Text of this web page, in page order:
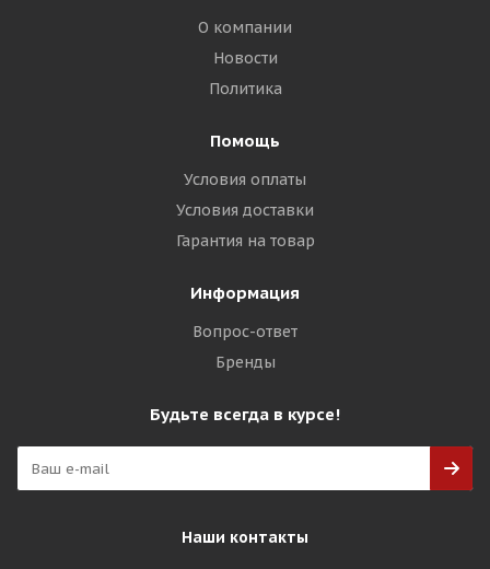
О компании
Новости
Политика
Помощь
Условия оплаты
Условия доставки
Гарантия на товар
Информация
Вопрос-ответ
Бренды
Будьте всегда в курсе!
Наши контакты